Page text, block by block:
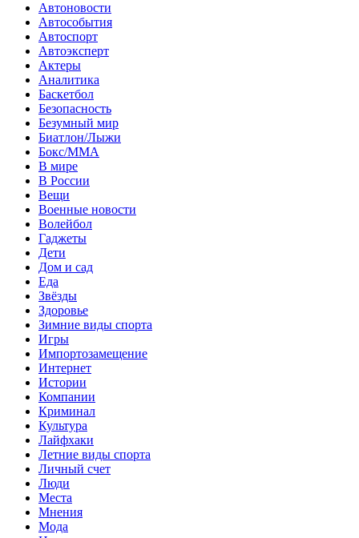
Автоновости
Автособытия
Автоспорт
Автоэксперт
Актеры
Аналитика
Баскетбол
Безопасность
Безумный мир
Биатлон/Лыжи
Бокс/MMA
В мире
В России
Вещи
Военные новости
Волейбол
Гаджеты
Дети
Дом и сад
Еда
Звёзды
Здоровье
Зимние виды спорта
Игры
Импортозамещение
Интернет
Истории
Компании
Криминал
Культура
Лайфхаки
Летние виды спорта
Личный счет
Люди
Места
Мнения
Мода